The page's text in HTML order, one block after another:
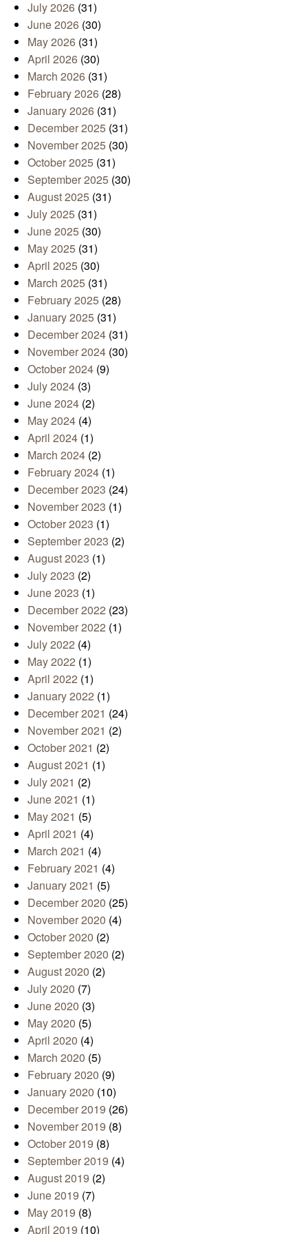
July 2026 (31)
June 2026 (30)
May 2026 (31)
April 2026 (30)
March 2026 (31)
February 2026 (28)
January 2026 (31)
December 2025 (31)
November 2025 (30)
October 2025 (31)
September 2025 (30)
August 2025 (31)
July 2025 (31)
June 2025 (30)
May 2025 (31)
April 2025 (30)
March 2025 (31)
February 2025 (28)
January 2025 (31)
December 2024 (31)
November 2024 (30)
October 2024 (9)
July 2024 (3)
June 2024 (2)
May 2024 (4)
April 2024 (1)
March 2024 (2)
February 2024 (1)
December 2023 (24)
November 2023 (1)
October 2023 (1)
September 2023 (2)
August 2023 (1)
July 2023 (2)
June 2023 (1)
December 2022 (23)
November 2022 (1)
July 2022 (4)
May 2022 (1)
April 2022 (1)
January 2022 (1)
December 2021 (24)
November 2021 (2)
October 2021 (2)
August 2021 (1)
July 2021 (2)
June 2021 (1)
May 2021 (5)
April 2021 (4)
March 2021 (4)
February 2021 (4)
January 2021 (5)
December 2020 (25)
November 2020 (4)
October 2020 (2)
September 2020 (2)
August 2020 (2)
July 2020 (7)
June 2020 (3)
May 2020 (5)
April 2020 (4)
March 2020 (5)
February 2020 (9)
January 2020 (10)
December 2019 (26)
November 2019 (8)
October 2019 (8)
September 2019 (4)
August 2019 (2)
June 2019 (7)
May 2019 (8)
April 2019 (10)